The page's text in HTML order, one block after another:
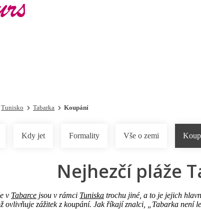
Tunisko Tabarka Koupání
Kdy jet Formality Vše o zemi
Nejhezčí pláže
v Tabarce jsou v rámci Tuniska trochu jiné, a to je jejich
ovlivňuje zážitek z koupání. Jak říkají znalci, „Tabarka není